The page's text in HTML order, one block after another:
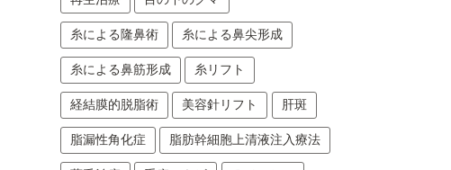
糸による隆鼻術 糸による鼻尖形成
糸による鼻筋形成 糸リフト
経結膜的脱脂術 美容針リフト 肝斑
脂漏性角化症 脂肪幹細胞上清液注入療法